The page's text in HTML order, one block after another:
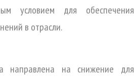
условием для обеспечения
в отрасли.
направлена на снижение для